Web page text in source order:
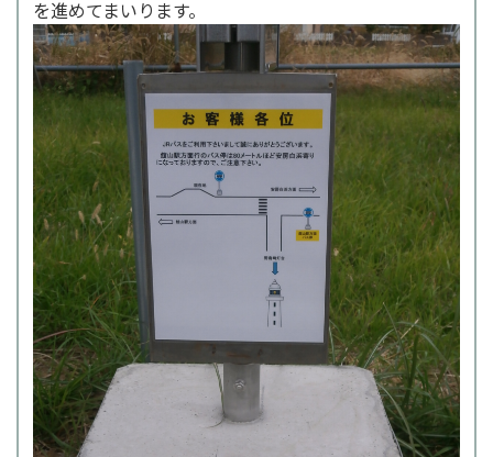
を進めてまいります。